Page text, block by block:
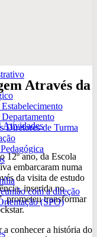
Diretores de Turma
com a direção
(SPO)
Através da
Atividades
12º ano, da Escola
embarcaram numa
da visita de estudo
inserida no
prometeu transformar
conhecer a história do